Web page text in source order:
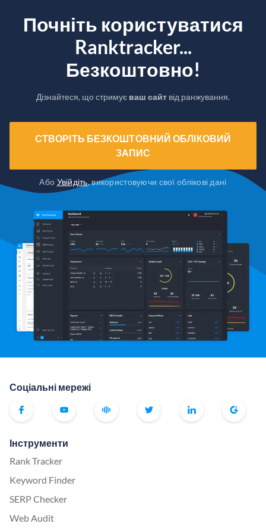
Почніть користуватися
Ranktracker...
Безкоштовно!
Дізнайтеся, що стримує ваш сайт від ранжування.
СТВОРІТЬ БЕЗКОШТОВНИЙ ОБЛІКОВИЙ
ЗАПИС
Або Увійдіть, використовуючи свої облікові дані
Соціальні мережі
Інструменти
Rank Tracker
Keyword Finder
SERP Checker
Web Audit